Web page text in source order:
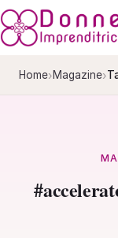
Salta
al
Home›Magazine›